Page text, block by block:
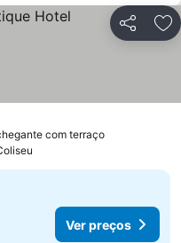
Partilhar
com terraço
Ver preços